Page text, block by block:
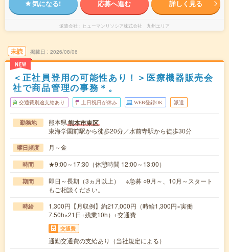
気になる! 応募へ進む 詳しく見る
派遣会社 ヒューマンリソシア株式会社 九州エリア
未読
NEW
掲載日 2026/08/06
＜正社員登用の可能性あり！＞医療機器販売会
社で商品管理の事務＊。
交通費別途支給あり 土日祝日が休み WEB登録OK 派遣
勤務地 熊本県熊本市東区
東海学園前駅から徒歩20分／水前寺駅から徒歩30分
曜日頻度 月～金
時間 ★9:00～17:30（休憩時間 12:00～13:00）
期間
即日～長期（3ヵ月以上） ※急募 ○9月～、10月～スタート
もご相談ください。
時給
1,300円【月収例】約217,000円（時給1,300円×実働
7.50h×21日+残業10h）+交通費
交通費
通勤交通費の支給あり（当社規定による）